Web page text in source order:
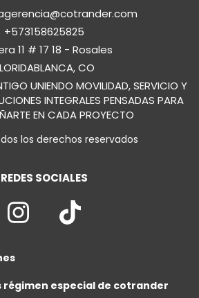
+573158625825
11 # 17 18 - Rosales
CO
UNIENDO MOVILIDAD, SERVICIO Y
INTEGRALES PENSADAS PARA
EN CADA PROYECTO
los derechos reservados
REDES SOCIALES
régimen especial de cotrander